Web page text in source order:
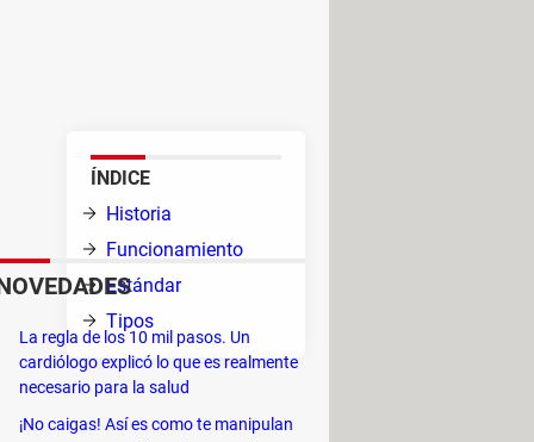
entre sí sin una
Conoce más
ÍNDICE
Historia
Funcionamiento
Estándar
Tipos
de
en
al Cristianismo.
La regla de los 10 mil pasos. Un
cardiólogo explicó lo que es realmente
necesario para la salud
¡No caigas! Así es como te manipulan